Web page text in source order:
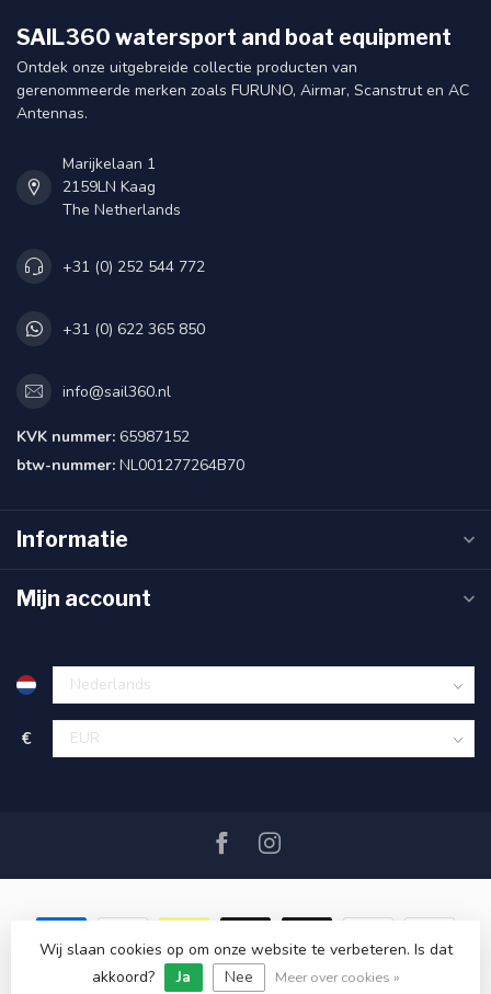
SAIL360 watersport and boat equipment
Ontdek onze uitgebreide collectie producten van
gerenommeerde merken zoals FURUNO, Airmar, Scanstrut en AC
Antennas.
Marijkelaan 1
2159LN Kaag
The Netherlands
+31 (0) 252 544 772
+31 (0) 622 365 850
info@sail360.nl
KVK nummer: 65987152
btw-nummer: NL001277264B70
Informatie
Mijn account
€
© Copyright 2026 SAIL360 watersport and boat equipment
Wij slaan cookies op om onze website te verbeteren. Is dat
akkoord?
Ja Nee Meer over cookies »